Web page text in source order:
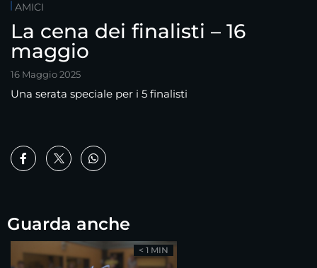
AMICI
La cena dei finalisti – 16
maggio
16 Maggio 2025
Una serata speciale per i 5 finalisti
Guarda anche
< 1 MIN